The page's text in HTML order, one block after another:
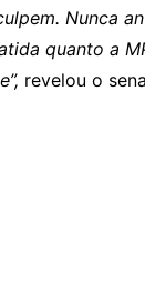
Nunca
quanto a
revelou o